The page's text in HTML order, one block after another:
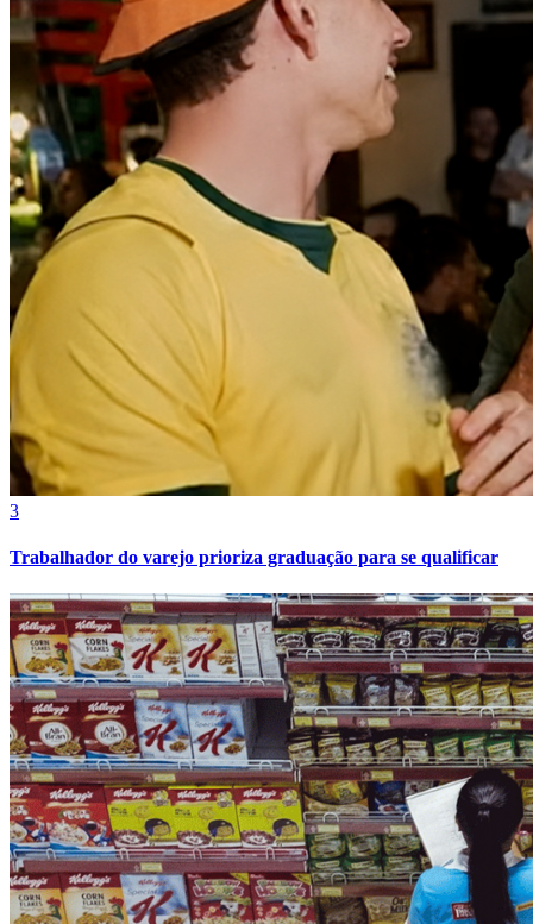
Athletico-PR
Bragantino
3
Trabalhador do varejo prioriza graduação para se qualificar